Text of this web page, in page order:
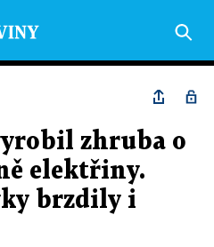
zhruba o
elektřiny.
brzdily i